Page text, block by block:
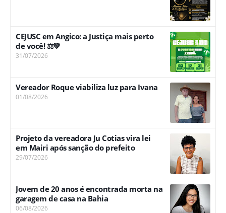
CEJUSC em Angico: a Justiça mais perto
de você! ⚖️💚
31/07/2026
Vereador Roque viabiliza luz para Ivana
01/08/2026
Projeto da vereadora Ju Cotias vira lei
em Mairi após sanção do prefeito
29/07/2026
Jovem de 20 anos é encontrada morta na
garagem de casa na Bahia
06/08/2026